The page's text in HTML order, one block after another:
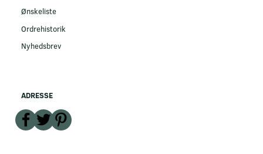
Ønskeliste
Ordrehistorik
Nyhedsbrev
ADRESSE